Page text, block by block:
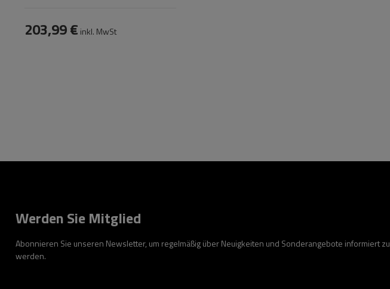
203,99 € inkl. MwSt
Werden Sie Mitglied
Abonnieren Sie unseren Newsletter, um regelmäßig über Neuigkeiten und Sonderangebote informiert zu
werden.